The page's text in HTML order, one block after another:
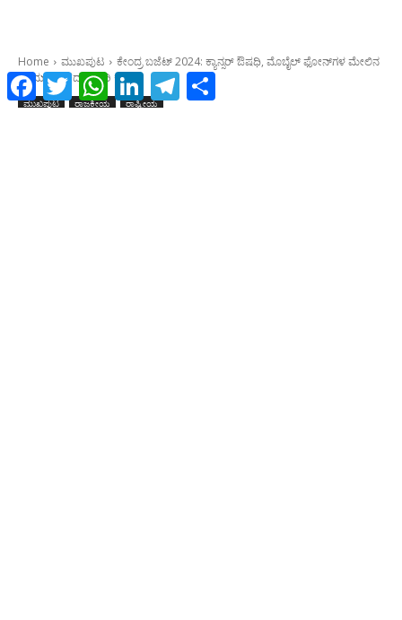
Facebook
TwitterWhatsAppLinkedInTelegram